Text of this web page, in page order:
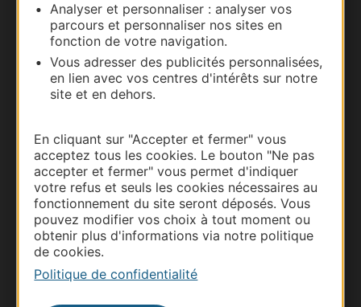
Analyser et personnaliser : analyser vos
parcours et personnaliser nos sites en
fonction de votre navigation.
Vous adresser des publicités personnalisées,
en lien avec vos centres d'intérêts sur notre
site et en dehors.
En cliquant sur "Accepter et fermer" vous
acceptez tous les cookies. Le bouton "Ne pas
accepter et fermer" vous permet d'indiquer
votre refus et seuls les cookies nécessaires au
fonctionnement du site seront déposés. Vous
pouvez modifier vos choix à tout moment ou
obtenir plus d'informations via notre politique
de cookies.
Politique de confidentialité
Carte interactive
Documentation
Thermalisme
Business/Mice
Pros d'Occitanie